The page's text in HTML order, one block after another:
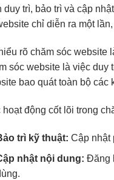
duy trì, bảo trì và cập
chỉ diễn ra một
rõ chăm sóc website
sóc website là việc duy
bao quát toàn bộ các
hoạt động cốt lõi trong
trì kỹ thuật: Cập nhật
nhật nội dung: Đăng